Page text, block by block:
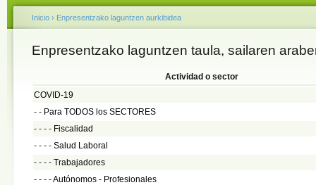
Inicio › Enpresentzako laguntzen aurkibidea
Enpresentzako laguntzen taula, sailaren
Actividad o sector
COVID-19
- - Para TODOS los SECTORES
- - - - Fiscalidad
- - - - Salud Laboral
- - - - Trabajadores
- - - -Autónomos - Profesionales